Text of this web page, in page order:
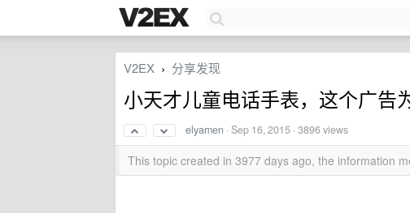
V2EX › 分享发现
小天才儿童电话手表，这个广告
elyamen ·Sep 16, 2015 · 3896 views
This topic created in 3977 days ago, the information